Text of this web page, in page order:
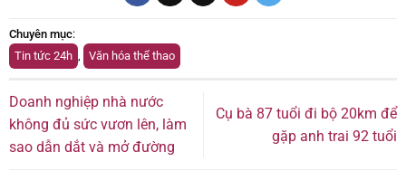
Chuyên mục:
Tin tức 24h
Văn hóa thể thao
Doanh nghiệp nhà nước
không đủ sức vươn lên, làm
sao dẫn dắt và mở đường
Cụ bà 87 tuổi đi bộ 20km để
gặp anh trai 92 tuổi